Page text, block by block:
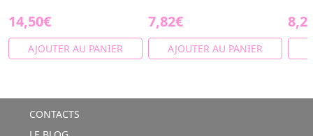
14,50€
AJOUTER AU PANIER
7,82€
AJOUTER AU PANIER
CONTACTS